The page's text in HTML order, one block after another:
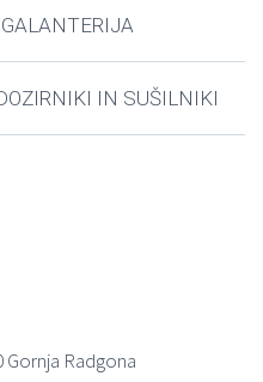
IN SUŠILNIKI
Radgona